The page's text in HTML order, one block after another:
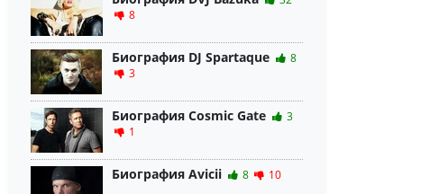
8
Биография DJ Spartaque
8
3
Биография Cosmic Gate
3
1
Биография Avicii 8 10